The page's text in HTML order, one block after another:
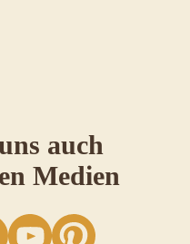
auch
Medien
TikTok YouTube